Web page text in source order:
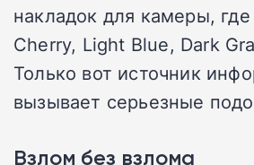
накладок для камеры,
Cherry, Light Blue, Dark
Только вот источник
вызывает серьезные
Взлом без взлома